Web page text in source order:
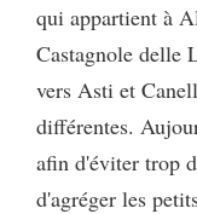
qui appartient à
Castagnole delle
vers Asti et
différentes.
afin d'éviter trop
d'agréger les